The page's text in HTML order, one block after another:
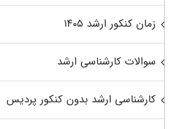
زمان کنکور ارشد ۱۴۰۵
سوالات کارشناسی ارشد
کارشناسی ارشد بدون کنکور پردیس